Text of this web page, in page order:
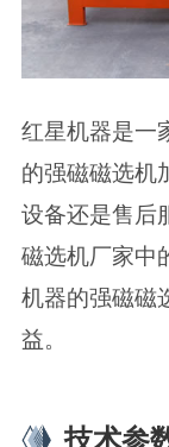
红星机器是一
的强磁磁选机
设备还是售后
磁选机厂家中
机器的强磁磁
益。
技术参